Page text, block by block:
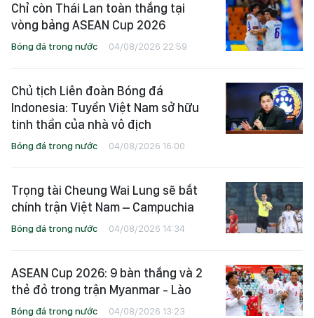
Chỉ còn Thái Lan toàn thắng tại
vòng bảng ASEAN Cup 2026
Bóng đá trong nước 04/08/2026 22:59
Chủ tịch Liên đoàn Bóng đá
Indonesia: Tuyển Việt Nam sở hữu
tinh thần của nhà vô địch
Bóng đá trong nước 04/08/2026 16:00
Trọng tài Cheung Wai Lung sẽ bắt
chính trận Việt Nam – Campuchia
Bóng đá trong nước 04/08/2026 14:34
ASEAN Cup 2026: 9 bàn thắng và 2
thẻ đỏ trong trận Myanmar - Lào
Bóng đá trong nước 04/08/2026 13:23